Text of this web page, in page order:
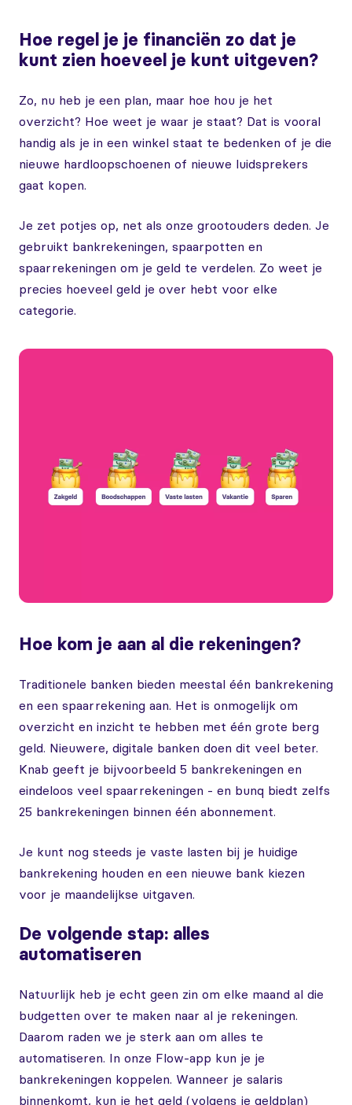
Hoe regel je je financiën zo dat je
kunt zien hoeveel je kunt uitgeven?
Zo, nu heb je een plan, maar hoe hou je het
overzicht? Hoe weet je waar je staat? Dat is vooral
handig als je in een winkel staat te bedenken of je die
nieuwe hardloopschoenen of nieuwe luidsprekers
gaat kopen.
Je zet potjes op, net als onze grootouders deden. Je
gebruikt bankrekeningen, spaarpotten en
spaarrekeningen om je geld te verdelen. Zo weet je
precies hoeveel geld je over hebt voor elke
categorie.
Hoe kom je aan al die rekeningen?
Traditionele banken bieden meestal één bankrekening
en een spaarrekening aan. Het is onmogelijk om
overzicht en inzicht te hebben met één grote berg
geld. Nieuwere, digitale banken doen dit veel beter.
Knab geeft je bijvoorbeeld 5 bankrekeningen en
eindeloos veel spaarrekeningen - en bunq biedt zelfs
25 bankrekeningen binnen één abonnement.
Je kunt nog steeds je vaste lasten bij je huidige
bankrekening houden en een nieuwe bank kiezen
voor je maandelijkse uitgaven.
De volgende stap: alles
automatiseren
Natuurlijk heb je echt geen zin om elke maand al die
budgetten over te maken naar al je rekeningen.
Daarom raden we je sterk aan om alles te
automatiseren. In onze Flow-app kun je je
bankrekeningen koppelen. Wanneer je salaris
binnenkomt, kun je het geld (volgens je geldplan)